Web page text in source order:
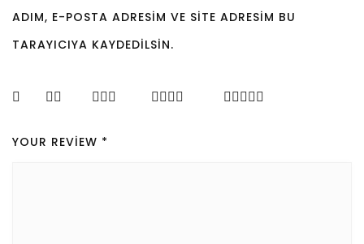
ADIM, E-POSTA ADRESIM VE SITE ADRESIM BU
TARAYICIYA KAYDEDILSIN.
YOUR REVIEW *